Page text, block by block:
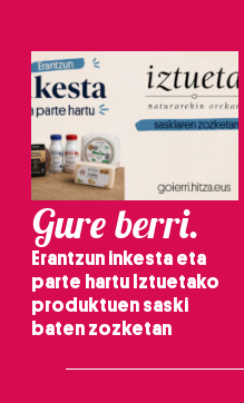
Gure berri.
Erantzun inkesta eta
parte hartu Iztuetako
produktuen saski
baten zozketan